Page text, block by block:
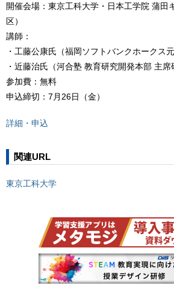
開催会場：東京工科大学・日本工学院 蒲田
区）
講師：
・工藤公康氏（福岡ソフトバンクホークス元
・近藤治氏（河合塾 教育研究開発本部 主席
参加費：無料
申込締切：7月26日（金）
詳細・申込
関連URL
東京⼯科⼤学